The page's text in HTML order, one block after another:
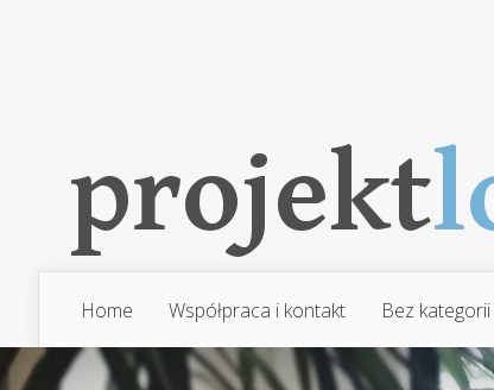
Home Współpraca i kontakt Bez kategorii